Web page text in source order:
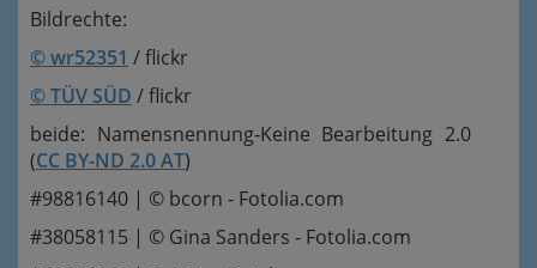
Bildrechte:
© wr52351 / flickr
© TÜV SÜD / flickr
beide: Namensnennung-Keine Bearbeitung 2.0
(CC BY-ND 2.0 AT)
#98816140 | © bcorn - Fotolia.com
#38058115 | © Gina Sanders - Fotolia.com